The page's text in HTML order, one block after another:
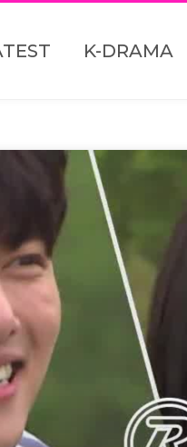
K-DRAMA